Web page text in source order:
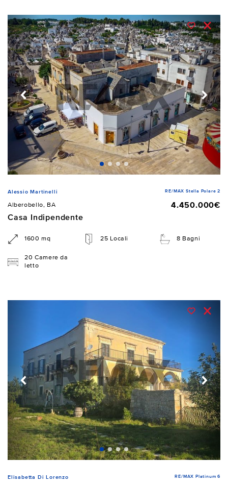
Alessio Martinelli RE/MAX Stella Polare 2
Alberobello, BA
4.450.000€
Casa Indipendente
1600 mq 25 Locali 8 Bagni
20 Camere da
letto
Elisabetta Di Lorenzo RE/MAX Platinum 6